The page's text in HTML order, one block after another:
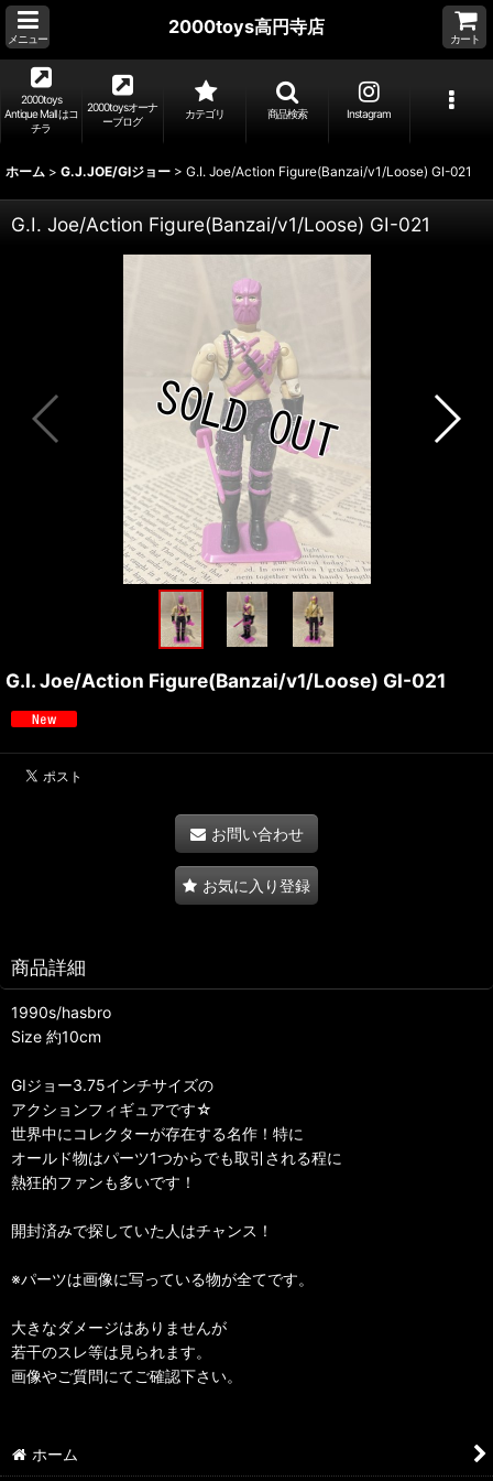
メニュー
2000toys高円寺店
カート
2000toys
Antique Mall はコ
チラ
2000toysオーナ
ーブログ
カテゴリ 商品検索 Instagram
ホーム > G.J.JOE/GIジョー > G.I. Joe/Action Figure(Banzai/v1/Loose) GI-021
G.I. Joe/Action Figure(Banzai/v1/Loose) GI-021
G.I. Joe/Action Figure(Banzai/v1/Loose) GI-021
お問い合わせ
お気に入り登録
商品詳細
1990s/hasbro
Size 約10cm
GIジョー3.75インチサイズの
アクションフィギュアです☆
世界中にコレクターが存在する名作！特に
オールド物はパーツ1つからでも取引される程に
熱狂的ファンも多いです！
開封済みで探していた人はチャンス！
※パーツは画像に写っている物が全てです。
大きなダメージはありませんが
若干のスレ等は見られます。
画像やご質問にてご確認下さい。
ホーム